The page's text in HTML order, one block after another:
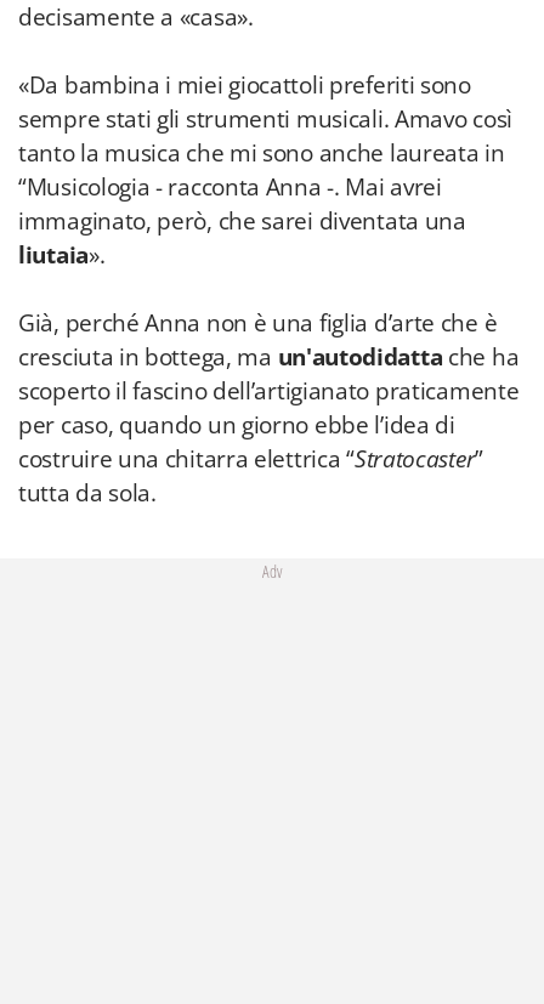
decisamente a «casa».
«Da bambina i miei giocattoli preferiti sono
sempre stati gli strumenti musicali. Amavo così
tanto la musica che mi sono anche laureata in
“Musicologia - racconta Anna -. Mai avrei
immaginato, però, che sarei diventata una
liutaia».
Già, perché Anna non è una figlia d’arte che è
cresciuta in bottega, ma un'autodidatta che ha
scoperto il fascino dell’artigianato praticamente
per caso, quando un giorno ebbe l’idea di
costruire una chitarra elettrica “Stratocaster”
tutta da sola.
Adv